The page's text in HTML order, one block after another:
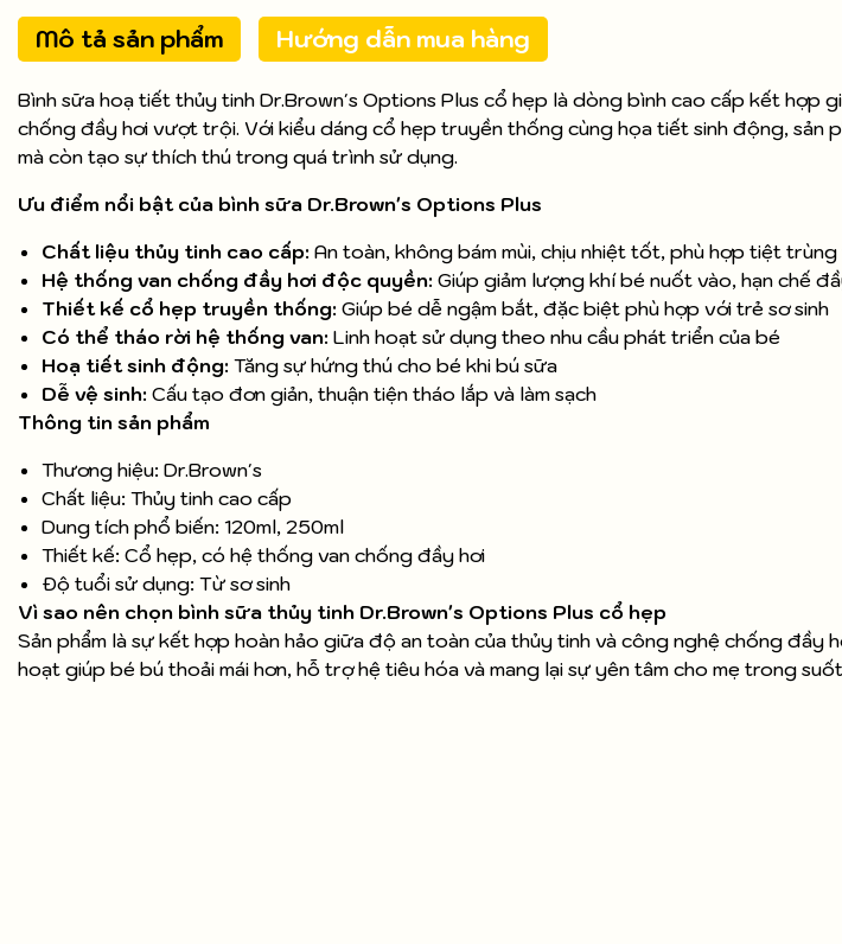
Mô tả sản phẩm Hướng dẫn mua hàng
Bình sữa hoạ tiết thủy tinh Dr.Brown's Options Plus cổ hẹp là dòng bình cao cấp kết hợp
chống đầy hơi vượt trội. Với kiểu dáng cổ hẹp truyền thống cùng họa tiết sinh động, sản
mà còn tạo sự thích thú trong quá trình sử dụng.
Ưu điểm nổi bật của bình sữa Dr.Brown's Options Plus
Chất liệu thủy tinh cao cấp: An toàn, không bám mùi, chịu nhiệt tốt, phù hợp tiệt
Hệ thống van chống đầy hơi độc quyền: Giúp giảm lượng khí bé nuốt vào, hạn chế
Thiết kế cổ hẹp truyền thống: Giúp bé dễ ngậm bắt, đặc biệt phù hợp với trẻ sơ sinh
Có thể tháo rời hệ thống van: Linh hoạt sử dụng theo nhu cầu phát triển của bé
Hoạ tiết sinh động: Tăng sự hứng thú cho bé khi bú sữa
Dễ vệ sinh: Cấu tạo đơn giản, thuận tiện tháo lắp và làm sạch
Thông tin sản phẩm
Thương hiệu: Dr.Brown's
Chất liệu: Thủy tinh cao cấp
Dung tích phổ biến: 120ml, 250ml
Thiết kế: Cổ hẹp, có hệ thống van chống đầy hơi
Độ tuổi sử dụng: Từ sơ sinh
Vì sao nên chọn bình sữa thủy tinh Dr.Brown's Options Plus cổ hẹp
Sản phẩm là sự kết hợp hoàn hảo giữa độ an toàn của thủy tinh và công nghệ chống đầy
hoạt giúp bé bú thoải mái hơn, hỗ trợ hệ tiêu hóa và mang lại sự yên tâm cho mẹ trong